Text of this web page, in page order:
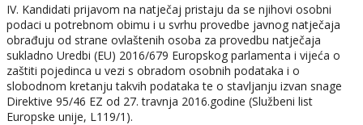
IV. Kandidati prijavom na natječaj pristaju da se njihovi osobni
podaci u potrebnom obimu i u svrhu provedbe javnog natječaja
obrađuju od strane ovlaštenih osoba za provedbu natječaja
sukladno Uredbi (EU) 2016/679 Europskog parlamenta i vijeća o
zaštiti pojedinca u vezi s obradom osobnih podataka i o
slobodnom kretanju takvih podataka te o stavljanju izvan snage
Direktive 95/46 EZ od 27. travnja 2016.godine (Službeni list
Europske unije, L119/1).